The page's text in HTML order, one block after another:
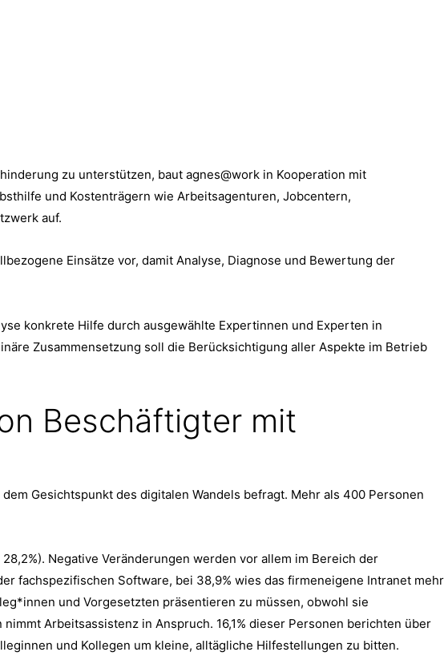
zu unterstützen, baut agnes@work in Kooperation mit
und Kostenträgern wie Arbeitsagenturen, Jobcentern,
auf.
Einsätze vor, damit Analyse, Diagnose und Bewertung der
konkrete Hilfe durch ausgewählte Expertinnen und Experten in
Zusammensetzung soll die Berücksichtigung aller Aspekte im Betrieb
Beschäftigter mit
Gesichtspunkt des digitalen Wandels befragt. Mehr als 400 Personen
Negative Veränderungen werden vor allem im Bereich der
fachspezifischen Software, bei 38,9% wies das firmeneigene Intranet mehr
und Vorgesetzten präsentieren zu müssen, obwohl sie
Arbeitsassistenz in Anspruch. 16,1% dieser Personen berichten über
und Kollegen um kleine, alltägliche Hilfestellungen zu bitten.